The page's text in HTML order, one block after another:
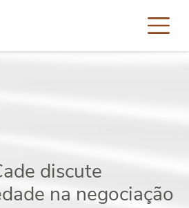
discute
na negociação